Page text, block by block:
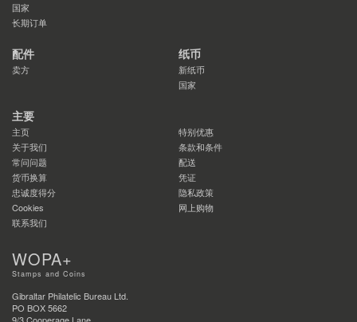
国家
长期订单
配件
卖方
纸币
新纸币
国家
主要
主页
特别优惠
关于我们
条款和条件
常问问题
配送
货币换算
凭证
忠诚度得分
隐私政策
Cookies
网上购物
联系我们
WOPA+
Stamps and Coins
Gibraltar Philatelic Bureau Ltd.
PO BOX 5662